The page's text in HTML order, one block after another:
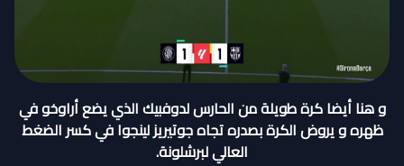
و هنا أيضا كرة طويلة من الحارس لدوفبيك الذي يضع أراوخو في
ظهره و يروض الكرة بصدره تجاه جوتيريز لينجوا في كسر الضغط
العالي لبرشلونة.